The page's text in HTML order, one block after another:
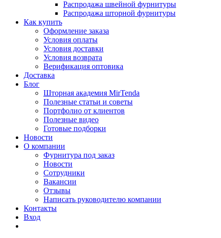
Распродажа швейной фурнитуры
Распродажа шторной фурнитуры
Как купить
Оформление заказа
Условия оплаты
Условия доставки
Условия возврата
Верификация оптовика
Доставка
Блог
Шторная академия MirTenda
Полезные статьи и советы
Портфолио от клиентов
Полезные видео
Готовые подборки
Новости
О компании
Фурнитура под заказ
Новости
Сотрудники
Вакансии
Отзывы
Написать руководителю компании
Контакты
Вход